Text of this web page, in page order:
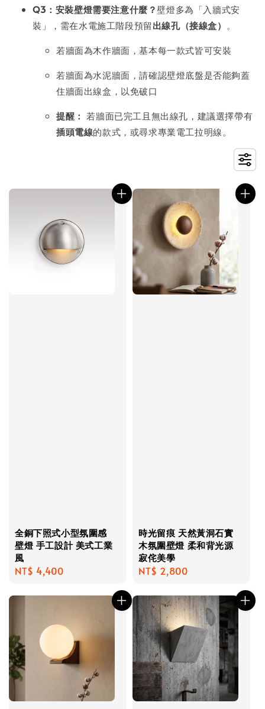
Q3：安裝壁燈需要注意什麼？壁燈多為「入牆式安
裝」，需在水電施工階段預留出線孔（接線盒） 。
若牆面為木作牆面，基本每一款式皆可安裝
若牆面為水泥牆面，請確認壁燈底盤是否能夠蓋
住牆面出線盒，以免破口
提醒： 若牆面已完工且無出線孔，建議選擇帶有
插頭電線的款式，或尋求專業電工拉明線。
全銅下照式小型氛圍感
壁燈 手工設計 美式工業
風
Regular
NT$ 4,400
時光留痕 天然黃洞石實
木氛圍壁燈 柔和背光源
寂侘美學
Regular
NT$ 2,800